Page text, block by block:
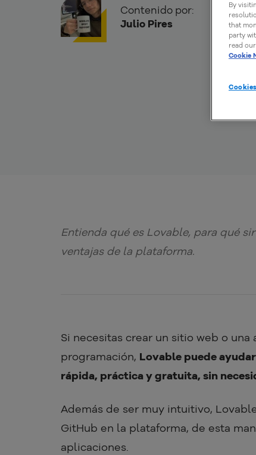
Contenido por:
Julio Pires
Entienda qué es Lovable, para qué
ventajas de la plataforma.
Si necesitas crear un sitio web o
programación, Lovable puede
rápida, práctica y gratuita, sin
Además de ser muy intuitivo,
GitHub en la plataforma, de esta
aplicaciones.
By
that
party
read our
Cookie